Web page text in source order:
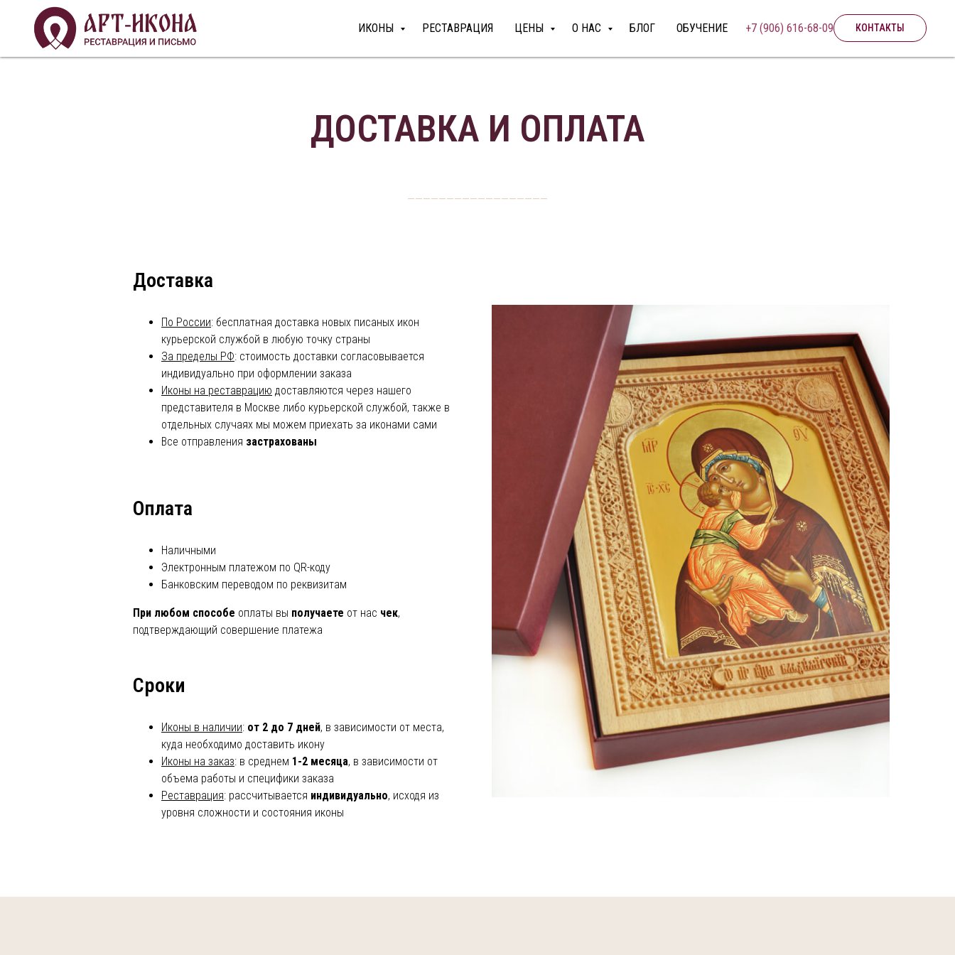
ИКОНЫ РЕСТАВРАЦИЯ ЦЕНЫ О НАС БЛОГ ОБУЧЕНИЕ +7 (906) 616-68-09 КОНТАКТЫ
ДОСТАВКА И ОПЛАТА
Доставка
По России: бесплатная доставка новых писаных икон
курьерской службой в любую точку страны
За пределы РФ: стоимость доставки согласовывается
индивидуально при оформлении заказа
Иконы на реставрацию доставляются через нашего
представителя в Москве либо курьерской службой, также в
отдельных случаях мы можем приехать за иконами сами
Все отправления застрахованы
Оплата
Наличными
Электронным платежом по QR-коду
Банковским переводом по реквизитам
При любом способе оплаты вы получаете от нас чек,
подтверждающий совершение платежа
Сроки
Иконы в наличии: от 2 до 7 дней, в зависимости от места,
куда необходимо доставить икону
Иконы на заказ: в среднем 1-2 месяца, в зависимости от
объема работы и специфики заказа
Реставрация: рассчитывается индивидуально, исходя из
уровня сложности и состояния иконы